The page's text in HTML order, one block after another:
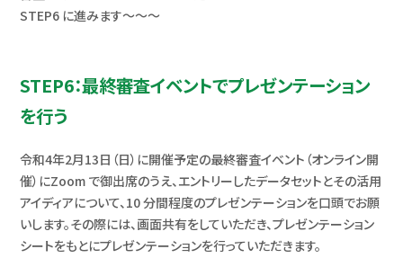
STEP6 に進みます～～～
STEP6：最終審査イベントでプレゼンテーション
を行う
令和4年2月13日（日）に開催予定の最終審査イベント（オンライン開
催）にZoom で御出席のうえ、エントリーしたデータセットとその活用
アイディアについて、10 分間程度のプレゼンテーションを口頭でお願
いします。その際には、画面共有をしていただき、プレゼンテーション
シートをもとにプレゼンテーションを行っていただきます。